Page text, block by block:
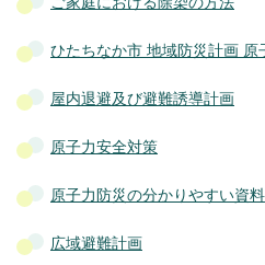
ひたちなか市 地域防災計画 原
屋内退避及び避難誘導計画
原子力安全対策
原子力防災の分かりやすい資料
広域避難計画